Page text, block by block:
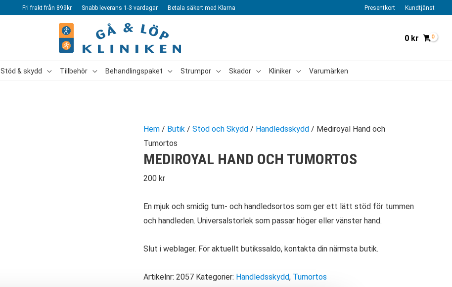
Fri frakt från 899kr Snabb leverans 1-3 vardagar Betala säkert med Klarna Presentkort Kundtjänst
0 kr
Stöd & skydd Tillbehör Behandlingspaket Strumpor Skador Kliniker Varumärken
Hem / Butik / Stöd och Skydd / Handledsskydd / Mediroyal Hand och
Tumortos
MEDIROYAL HAND OCH TUMORTOS
200 kr
En mjuk och smidig tum- och handledsortos som ger ett lätt stöd för tummen
och handleden. Universalstorlek som passar höger eller vänster hand.
Slut i weblager. För aktuellt butikssaldo, kontakta din närmsta butik.
Artikelnr: 2057 Kategorier: Handledsskydd, Tumortos